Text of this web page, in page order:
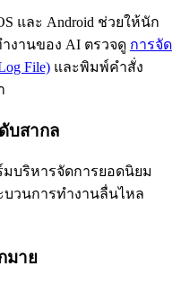
และ Android ช่วยให้นัก
งานของ AI ตรวจดู การจัด
File) และพิมพ์คำสั่ง
บสากล
บริหารจัดการยอดนิยม
บวนการทำงานลื่นไหล
มาย